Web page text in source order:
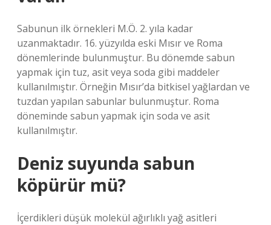
Sabunun ilk örnekleri M.Ö. 2. yıla kadar
uzanmaktadır. 16. yüzyılda eski Mısır ve Roma
dönemlerinde bulunmuştur. Bu dönemde sabun
yapmak için tuz, asit veya soda gibi maddeler
kullanılmıştır. Örneğin Mısır’da bitkisel yağlardan ve
tuzdan yapılan sabunlar bulunmuştur. Roma
döneminde sabun yapmak için soda ve asit
kullanılmıştır.
Deniz suyunda sabun
köpürür mü?
İçerdikleri düşük molekül ağırlıklı yağ asitleri